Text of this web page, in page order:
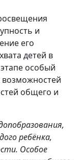
и
его
детей в
особый
возможностей
общего и
ребёнка,
Особое